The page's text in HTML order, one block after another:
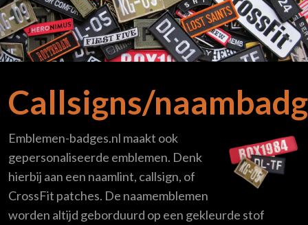
Callsigns/
Emblemen-badges.nl maakt ook
gepersonaliseerde emblemen. Denk
hierbij aan een naamlint, callsign, of
CrossFit patches. De naamemblemen
worden altijd geborduurd op een gekleurde stof